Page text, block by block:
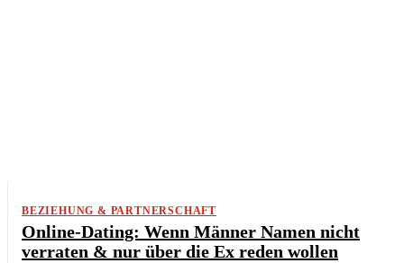
BEZIEHUNG & PARTNERSCHAFT
Online-Dating: Wenn Männer Namen nicht
verraten & nur über die Ex reden wollen